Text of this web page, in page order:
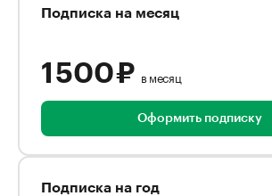
Подписка на месяц
1 500 ₽ в месяц
Оформить подписку
Подписка на год